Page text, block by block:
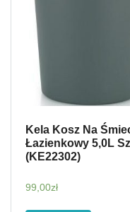
Kela Kosz Na
Łazienkowy 5,0L
(KE22302)
99,00zł